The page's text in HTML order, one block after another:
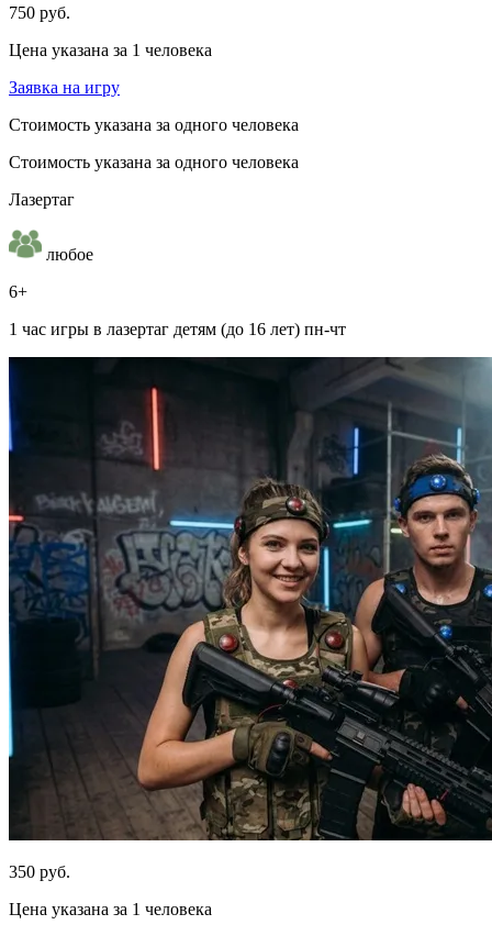
750 руб.
Цена указана за 1 человека
Заявка на игру
Стоимость указана за одного человека
Стоимость указана за одного человека
Лазертаг
любое
6+
1 час игры в лазертаг детям (до 16 лет) пн-чт
350 руб.
Цена указана за 1 человека